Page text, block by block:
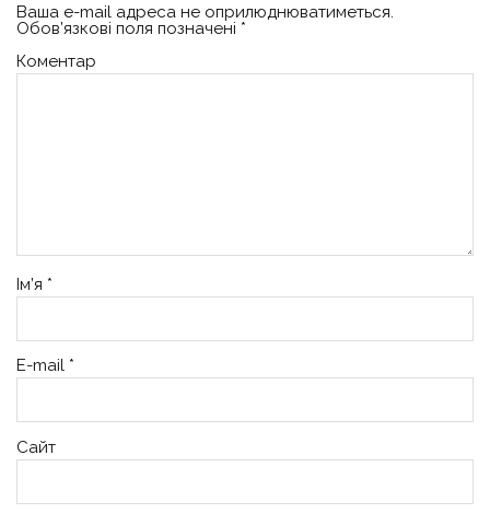
Ваша e-mail адреса не оприлюднюватиметься.
Обов’язкові поля позначені *
Коментар
Ім’я *
E-mail *
Сайт